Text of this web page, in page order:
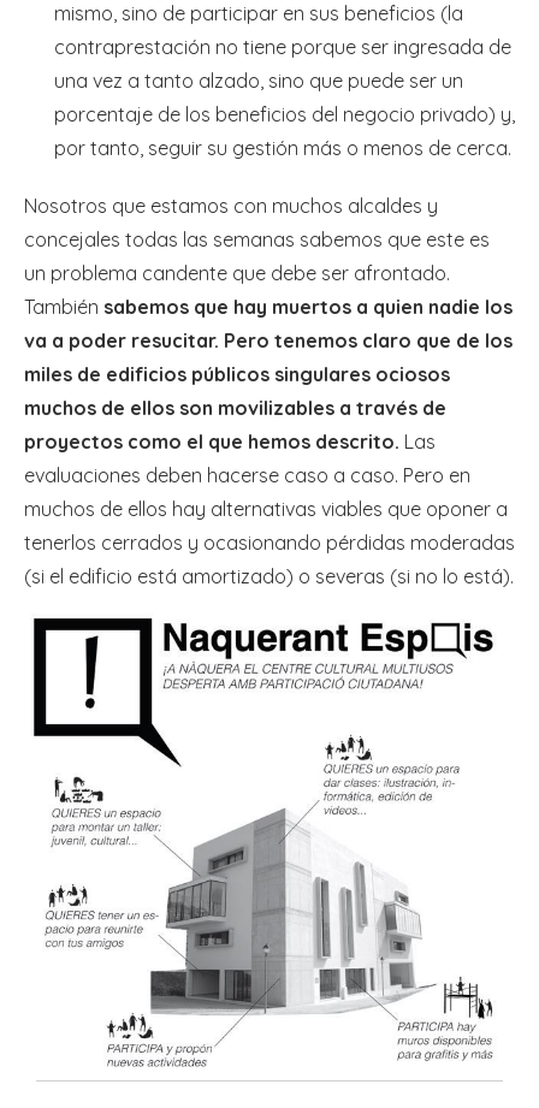
mismo, sino de participar en sus beneficios (la
contraprestación no tiene porque ser ingresada de
una vez a tanto alzado, sino que puede ser un
porcentaje de los beneficios del negocio privado) y,
por tanto, seguir su gestión más o menos de cerca.
Nosotros que estamos con muchos alcaldes y
concejales todas las semanas sabemos que este es
un problema candente que debe ser afrontado.
También sabemos que hay muertos a quien nadie los
va a poder resucitar. Pero tenemos claro que de los
miles de edificios públicos singulares ociosos
muchos de ellos son movilizables a través de
proyectos como el que hemos descrito. Las
evaluaciones deben hacerse caso a caso. Pero en
muchos de ellos hay alternativas viables que oponer a
tenerlos cerrados y ocasionando pérdidas moderadas
(si el edificio está amortizado) o severas (si no lo está).